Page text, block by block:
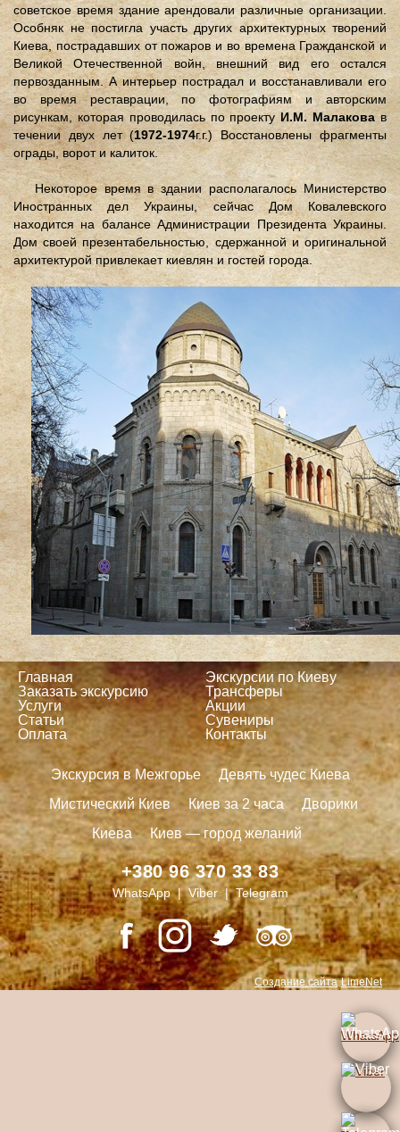
советское время здание арендовали различные организации.
Особняк не постигла участь других архитектурных творений
Киева, пострадавших от пожаров и во времена Гражданской и
Великой Отечественной войн, внешний вид его остался
первозданным. А интерьер пострадал и восстанавливали его
во время реставрации, по фотографиям и авторским
рисункам, которая проводилась по проекту И.М. Малаковав
течении двух лет (1972-1974г.г.) Восстановлены фрагменты
ограды, ворот и калиток.
Некоторое время в здании располагалось Министерство
Иностранных дел Украины, сейчас Дом Ковалевского
находится на балансе Администрации Президента Украины.
Дом своей презентабельностью, сдержанной и оригинальной
архитектурой привлекает киевлян и гостей города.
Главная
Экскурсии по Киеву
Заказать экскурсию
Трансферы
Услуги
Акции
Статьи
Сувениры
Оплата
Контакты
Экскурсия в Межгорье
Девять чудес Киева
Мистический Киев
Киев за 2 часа
Дворики
Киева
Киев — город желаний
+380 96 370 33 83
WhatsApp | Viber | Telegram
Создание сайта LimeNet